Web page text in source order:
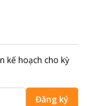
kế hoạch cho kỳ
Đăng ký